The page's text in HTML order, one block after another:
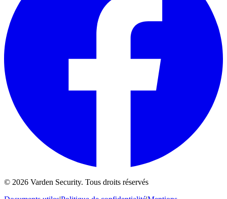
© 2026 Varden Security. Tous droits réservés